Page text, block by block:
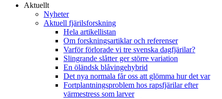
Aktuellt
Nyheter
Aktuell fjärilsforskning
Hela artikellistan
Om forskningsartiklar och referenser
Varför förlorade vi tre svenska dagfjärilar?
Slingrande slåtter ger större variation
En öländsk blåvingehybrid
Det nya normala får oss att glömma hur det var
Fortplantningsproblem hos rapsfjärilar efter
värmestress som larver